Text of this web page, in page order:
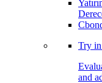
Try in
and